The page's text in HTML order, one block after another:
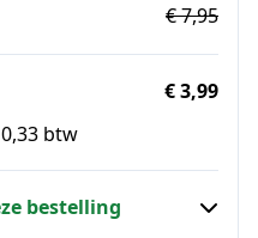
€ 7,95
€ 3,99
btw
bestelling